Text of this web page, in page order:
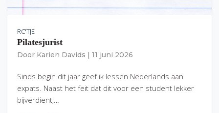
RC'TJE
Pilatesjurist
Door Karien Davids 11 juni 2026
Sinds begin dit jaar geef ik lessen Nederlands aan
expats. Naast het feit dat dit voor een student lekker
bijverdient,…